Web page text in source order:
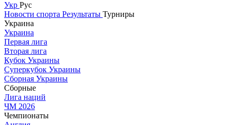
Укр Рус
Новости спорта Результаты Турниры
Украина
Украина
Первая лига
Вторая лига
Кубок Украины
Суперкубок Украины
Сборная Украины
Сборные
Лига наций
ЧМ 2026
Чемпионаты